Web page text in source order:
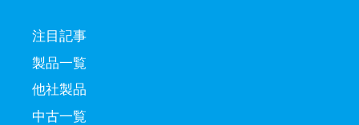
注目記事
製品一覧
他社製品
中古一覧